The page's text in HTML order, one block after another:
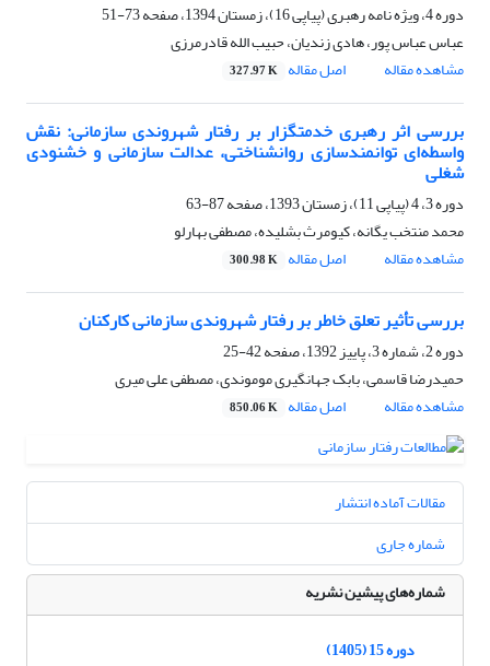
دوره 4، ویژه نامه رهبری (پیاپی 16)، زمستان 1394، صفحه
73-51
عباس عباس پور، هادی زندیان، حبیب الله قادرمرزی
مشاهده مقاله
اصل مقاله 327.97 K
بررسی اثر رهبری خدمتگزار بر رفتار شهروندی سازمانی: نقش
واسطه‌ای توانمندسازی روانشناختی، عدالت سازمانی و خشنودی
شغلی
دوره 3، 4 (پیاپی 11)، زمستان 1393، صفحه
87-63
محمد منتخب یگانه، کیومرث بشلیده، مصطفی بهارلو
مشاهده مقاله
اصل مقاله 300.98 K
بررسی تأثیر تعلق خاطر بر رفتار شهروندی سازمانی کارکنان
دوره 2، شماره 3، پاییز 1392، صفحه
42-25
حمیدرضا قاسمی، بابک جهانگیری موموندی، مصطفی علی میری
مشاهده مقاله
اصل مقاله 850.06 K
مقالات آماده انتشار
شماره جاری
شماره‌های پیشین نشریه
دوره 15 (1405)